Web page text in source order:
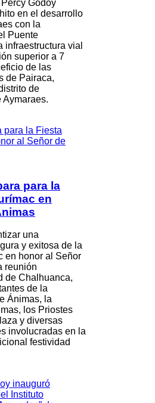
Godoy
en el desarrollo
con la
Puente
infraestructura vial
superior a 7
de las
de Pairaca,
de
para la
en
una
y exitosa de la
en honor al Señor
reunión
de Chalhuanca,
de la
Ánimas, la
los Priostes
y diversas
involucradas en la
festividad